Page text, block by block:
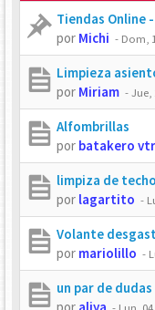
Tiendas Online
por Michi - Dom,
Limpieza
por Miriam -Jue,
Alfombrillas
por batakero vtr
limpiza de
por lagartito -
Volante
por mariolillo -
un par de dudas